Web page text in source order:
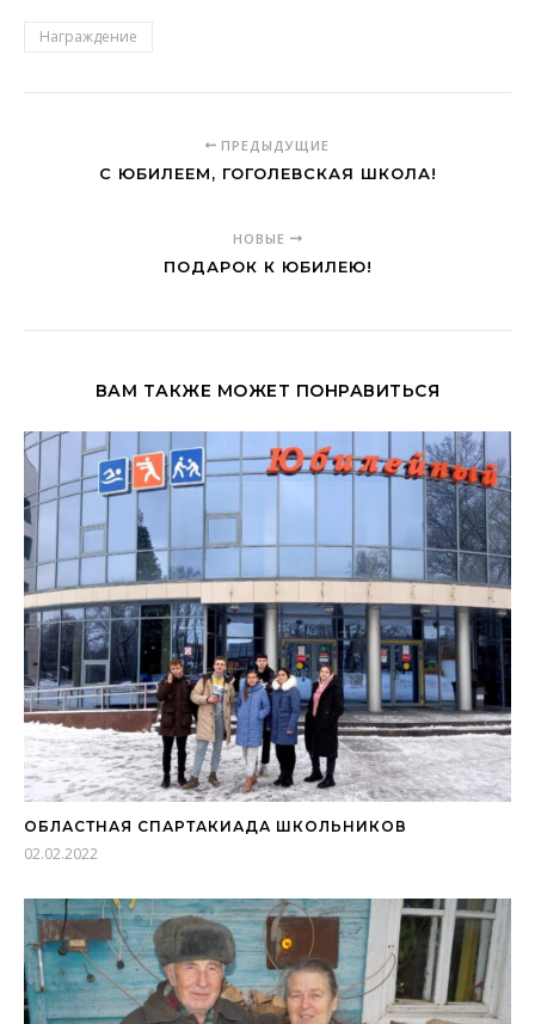
Награждение
ПРЕДЫДУЩИЕ
С ЮБИЛЕЕМ, ГОГОЛЕВСКАЯ ШКОЛА!
НОВЫЕ
ПОДАРОК К ЮБИЛЕЮ!
ВАМ ТАКЖЕ МОЖЕТ ПОНРАВИТЬСЯ
ОБЛАСТНАЯ СПАРТАКИАДА ШКОЛЬНИКОВ
02.02.2022